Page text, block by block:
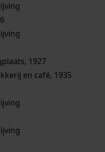
1927
en café, 1935